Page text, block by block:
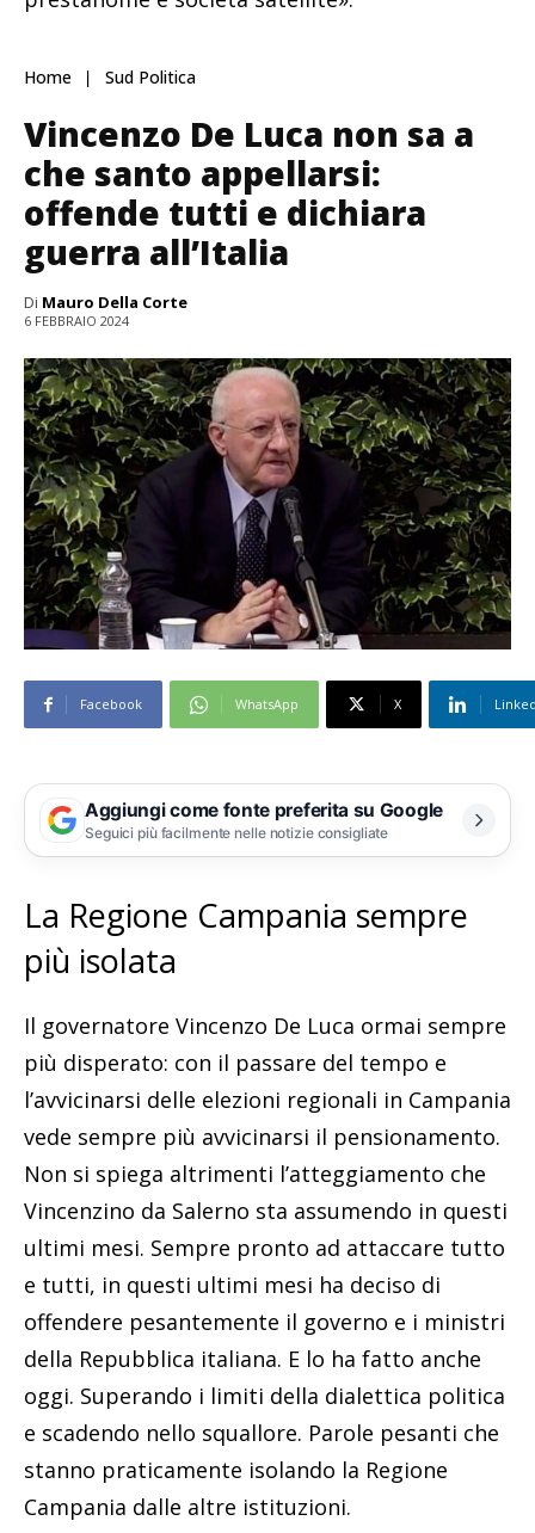
Home Sud Politica
Vincenzo De Luca non sa a
che santo appellarsi:
offende tutti e dichiara
guerra all’Italia
Di Mauro Della Corte
6 FEBBRAIO 2024
Facebook WhatsApp X
Aggiungi come fonte preferita su Google
Seguici più facilmente nelle notizie consigliate
La Regione Campania sempre
più isolata
Il governatore Vincenzo De Luca ormai sempre
più disperato: con il passare del tempo e
l’avvicinarsi delle elezioni regionali in Campania
vede sempre più avvicinarsi il pensionamento.
Non si spiega altrimenti l’atteggiamento che
Vincenzino da Salerno sta assumendo in questi
ultimi mesi. Sempre pronto ad attaccare tutto
e tutti, in questi ultimi mesi ha deciso di
offendere pesantemente il governo e i ministri
della Repubblica italiana. E lo ha fatto anche
oggi. Superando i limiti della dialettica politica
e scadendo nello squallore. Parole pesanti che
stanno praticamente isolando la Regione
Campania dalle altre istituzioni.